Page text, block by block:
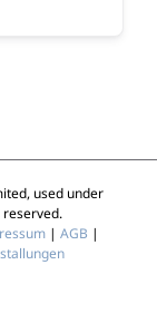
used under
reserved.
| AGB |